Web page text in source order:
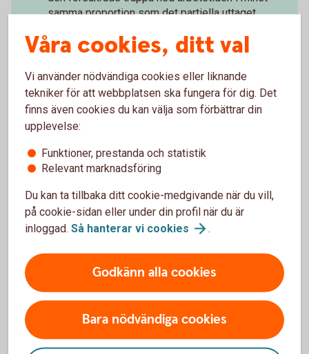
samma proportion som det partiella uttaget
Paus i pågående
pensionsutbetalning
även förkorta, förlänga eller ta bort en pågående
paus.
Återbetalningsskydd
Våra cookies, ditt val
Vi använder nödvändiga cookies eller liknande
tekniker för att webbplatsen ska fungera för dig. Det
finns även cookies du kan välja som förbättrar din
upplevelse:
Funktioner, prestanda och statistik
Relevant marknadsföring
Du kan ta tillbaka ditt cookie-medgivande när du vill,
på cookie-sidan eller under din profil när du är
inloggad. Så hanterar vi cookies .
Godkänn alla cookies
Bara nödvändiga cookies